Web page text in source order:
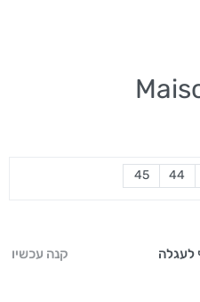
44
45
לעגלה קנה עכשיו